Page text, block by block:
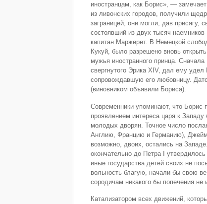
иностранцам, как Борис», —
из ливонских городов, получили
заграницей, они могли, дав присягу,
состоявший из двух тысяч
капитан Маржерет. В Немецкой
Кукуй, было разрешено вновь
мужья иностранного принца.
свергнутого Эрика XIV, дал ему удел
сопровождавшую его любовницу.
(виновником объявили Бориса).
Современники упоминают, что
проявлением интереса царя к Западу
молодых дворян. Точное число
Англию, Францию и Германию),
возможно, двоих, остались на
окончательно до Петра I
иные государства детей своих не
вольность благую, начали бы свою
сородичам никакого бы попечения
Катализатором всех движений,